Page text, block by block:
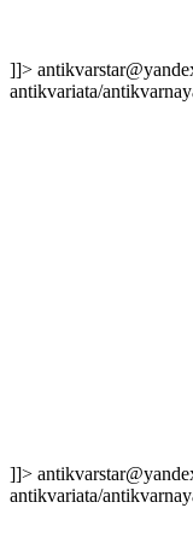
]]>
antikvariata/
]]>
antikvariata/